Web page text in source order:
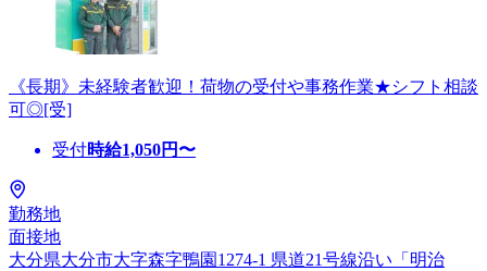
《長期》未経験者歓迎！荷物の受付や事務作業★シフト相談
可◎[受]
受付時給1,050円〜
勤務地
面接地
大分県大分市大字森字鴨園1274-1 県道21号線沿い「明治